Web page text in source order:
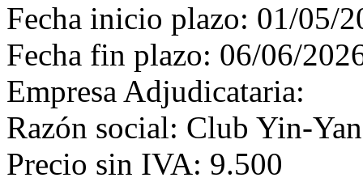
Fecha inicio plazo: 01/05/
Fecha fin plazo: 06/06/
Empresa Adjudicataria:
Razón social: Club Yin-
Precio sin IVA: 9.500